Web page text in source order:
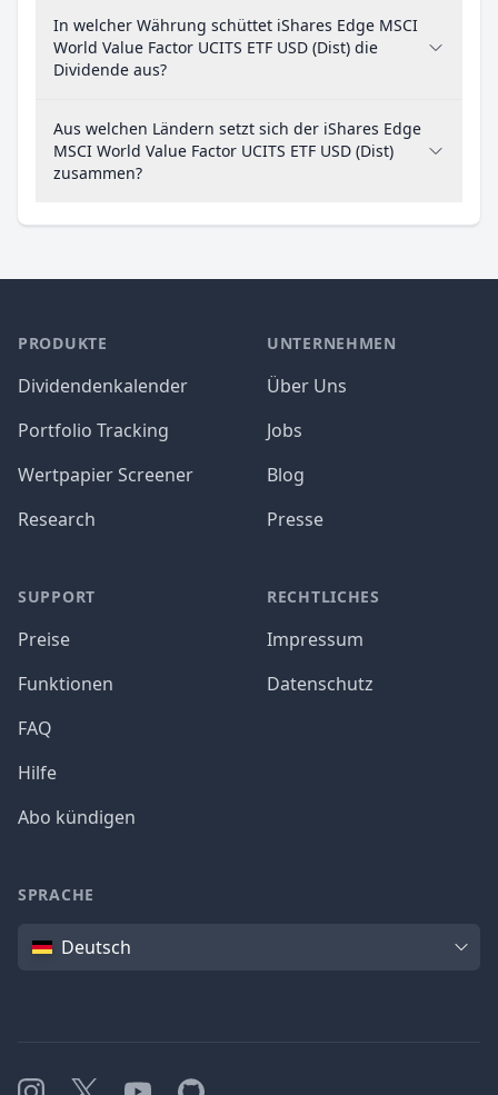
In welcher Währung schüttet iShares Edge MSCI
World Value Factor UCITS ETF USD (Dist) die
Dividende aus?
Aus welchen Ländern setzt sich der iShares Edge
MSCI World Value Factor UCITS ETF USD (Dist)
zusammen?
PRODUKTE
Dividendenkalender
Portfolio Tracking
Wertpapier Screener
Research
SUPPORT
Preise
Funktionen
FAQ
Hilfe
Abo kündigen
UNTERNEHMEN
Über Uns
Jobs
Blog
Presse
RECHTLICHES
Impressum
Datenschutz
SPRACHE
SpracheDeutsch